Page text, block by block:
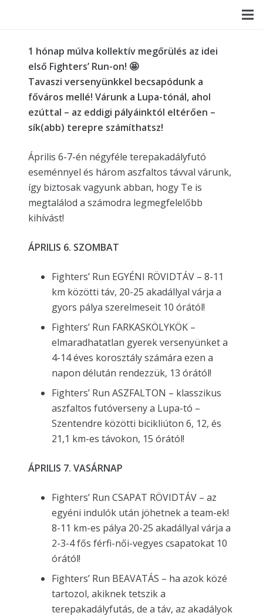
1 hónap múlva kollektív megőrülés az idei
első Fighters’ Run-on! 🤩
Tavaszi versenyünkkel becsapódunk a
főváros mellé! Várunk a Lupa-tónál, ahol
ezúttal – az eddigi pályáinktól eltérően –
sík(abb) terepre számíthatsz!
Április 6-7-én négyféle terepakadályfutó
eseménnyel és három aszfaltos távval várunk,
így biztosak vagyunk abban, hogy Te is
megtalálod a számodra legmegfelelőbb
kihívást!
ÁPRILIS 6. SZOMBAT
Fighters’ Run EGYÉNI RÖVIDTÁV – 8-11
km közötti táv, 20-25 akadállyal várja a
gyors pálya szerelmeseit 10 órától!
Fighters’ Run FARKASKÖLYKÖK –
elmaradhatatlan gyerek versenyünket a
4-14 éves korosztály számára ezen a
napon délután rendezzük, 13 órától!
Fighters’ Run ASZFALTON – klasszikus
aszfaltos futóverseny a Lupa-tó –
Szentendre közötti bicikliúton 6, 12, és
21,1 km-es távokon, 15 órától!
ÁPRILIS 7. VASÁRNAP
Fighters’ Run CSAPAT RÖVIDTÁV – az
egyéni indulók után jöhetnek a team-ek!
8-11 km-es pálya 20-25 akadállyal várja a
2-3-4 fős férfi-női-vegyes csapatokat 10
órától!
Fighters’ Run BEAVATÁS – ha azok közé
tartozol, akiknek tetszik a
terepakadályfutás, de a táv, az akadályok